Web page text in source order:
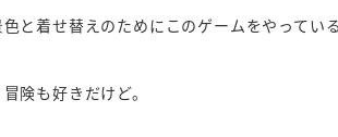
と着せ替えのためにこのゲームをやってい
険も好きだけど。